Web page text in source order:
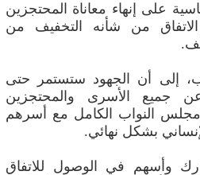
على إنهاء معاناة المحتجزين
من شأنه التخفيف من
إلى أن الجهود ستستمر حتى
جميع الأسرى والمحتجزين
النواب الكامل مع أسرهم
بشكل نهائي.
وأسهم في الوصول للاتفاق